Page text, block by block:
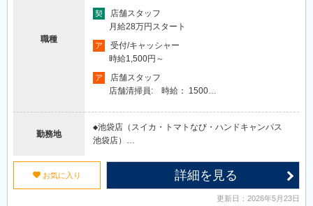
職種
契
店舗スタッフ
月給28万円スタート
ア
受付/キャッシャー
時給1,500円～
ア
店舗スタッフ
店舗清掃員: 時給： 1500…
勤務地
◆池袋店（スイカ・トマトなび・ハンドキャンパス
池袋店）…
u お気に入り 詳細を見る
更新日：2026年5月23日